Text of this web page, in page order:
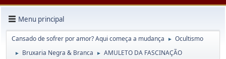
Menu principal
Cansado de sofrer por amor? Aqui começa a mudança ► Ocultismo
► Bruxaria Negra & Branca ► AMULETO DA FASCINAÇÃO